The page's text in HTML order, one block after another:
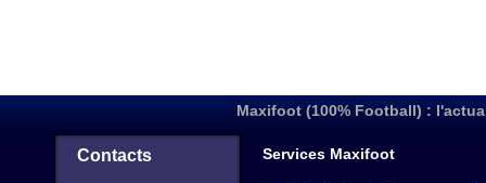
Maxifoot (100% Football) :
Contacts Services Maxifoot